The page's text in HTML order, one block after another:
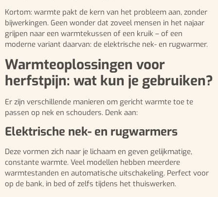
Kortom: warmte pakt de kern van het probleem aan, zonder
bijwerkingen. Geen wonder dat zoveel mensen in het najaar
grijpen naar een warmtekussen of een kruik – of een
moderne variant daarvan: de elektrische nek- en rugwarmer.
Warmteoplossingen voor
herfstpijn: wat kun je gebruiken?
Er zijn verschillende manieren om gericht warmte toe te
passen op nek en schouders. Denk aan:
Elektrische nek- en rugwarmers
Deze vormen zich naar je lichaam en geven gelijkmatige,
constante warmte. Veel modellen hebben meerdere
warmtestanden en automatische uitschakeling. Perfect voor
op de bank, in bed of zelfs tijdens het thuiswerken.